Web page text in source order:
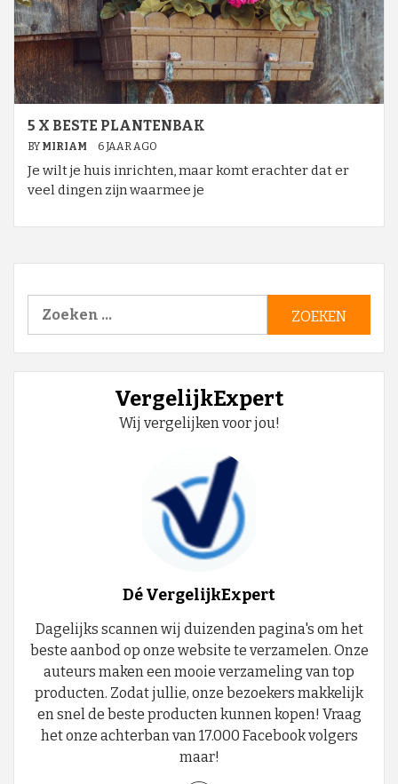
5 X BESTE PLANTENBAK
BY MIRIAM 6 JAAR AGO
Je wilt je huis inrichten, maar komt erachter dat er
veel dingen zijn waarmee je
Zoeken
VergelijkExpert
Wij vergelijken voor jou!
Dé VergelijkExpert
Dagelijks scannen wij duizenden pagina's om het
beste aanbod op onze website te verzamelen. Onze
auteurs maken een mooie verzameling van top
producten. Zodat jullie, onze bezoekers makkelijk
en snel de beste producten kunnen kopen! Vraag
het onze achterban van 17.000 Facebook volgers
maar!